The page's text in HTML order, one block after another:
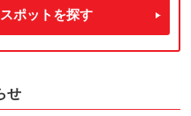
ポットを探す
せ